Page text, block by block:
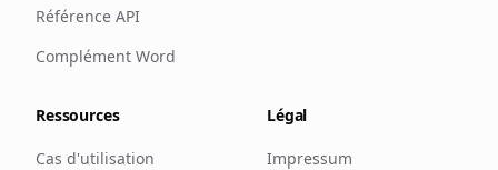
Référence API
Complément Word
Ressources
Cas d'utilisation
Légal
Impressum